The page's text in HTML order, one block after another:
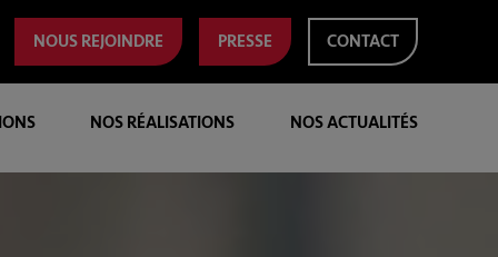
NOUS REJOINDRE PRESSE CONTACT
NOS RÉALISATIONS NOS ACTUALITÉS